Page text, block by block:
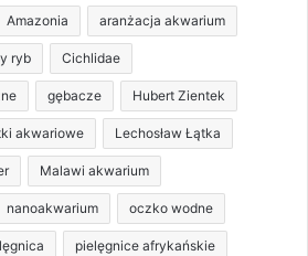
Amazonia aranżacja akwarium
ryb Cichlidae
gębacze Hubert Zientek
akwariowe Lechosław Łątka
Malawi akwarium
nanoakwarium oczko wodne
pielęgnice afrykańskie